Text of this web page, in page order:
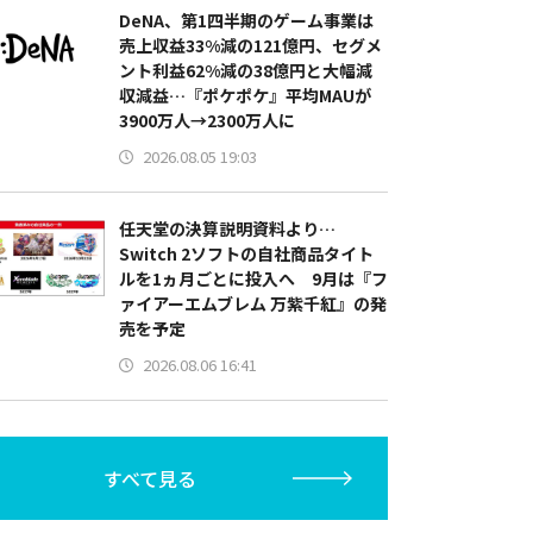
DeNA、第1四半期のゲーム事業は
売上収益33%減の121億円、セグメ
ント利益62%減の38億円と大幅減
収減益…『ポケポケ』平均MAUが
3900万人→2300万人に
2026.08.05 19:03
任天堂の決算説明資料より…
Switch 2ソフトの自社商品タイト
ルを1ヵ月ごとに投入へ 9月は『フ
ァイアーエムブレム 万紫千紅』の発
売を予定
2026.08.06 16:41
すべて見る